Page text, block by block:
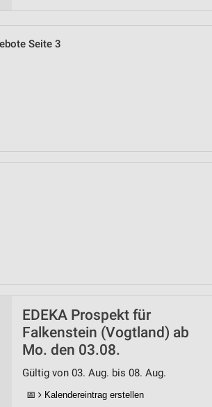
Seite 3
EDEKA Prospekt für
Falkenstein (Vogtland) ab
Mo. den 03.08.
Gültig von 03. Aug. bis 08. Aug.
📅 Kalendereintrag erstellen